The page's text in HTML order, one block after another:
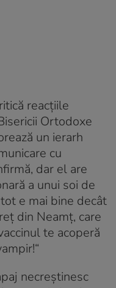
reacțiile
Ortodoxe
un ierarh
cu
dar el are
a unui soi de
e mai bine decât
din Neamț, care
te acoperă
necreștinesc